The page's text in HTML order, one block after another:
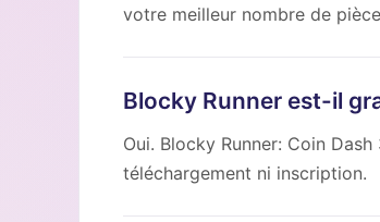
votre meilleur nombre de
Blocky Runner est-il
Oui. Blocky Runner: Coin
téléchargement ni inscription.